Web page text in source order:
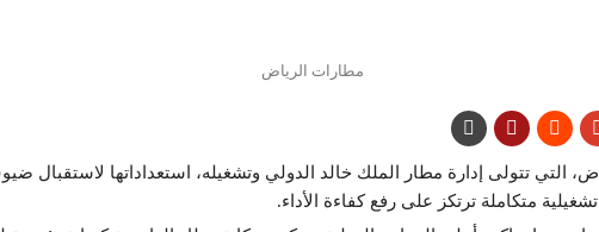
مطارات الرياض
التي تتولى إدارة مطار الملك خالد الدولي وتشغيله، استعداداتها لاستقبال